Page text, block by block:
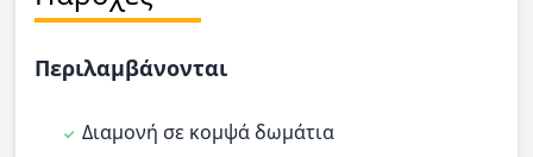
Περιλαμβάνονται
Διαμονή σε κομψά δωμάτια